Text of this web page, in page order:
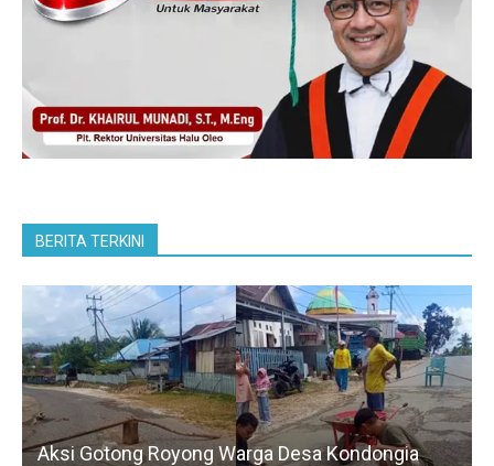
BERITA TERKINI
Aksi Gotong Royong Warga Desa Kondongia